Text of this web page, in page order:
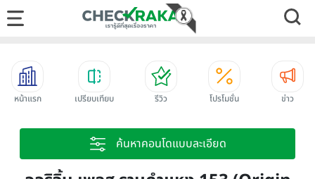
หน้าแรก เปรียบเทียบ รีวิว โปรโมชั่น ข่าว
ค้นหาคอนโดแบบละเอียด